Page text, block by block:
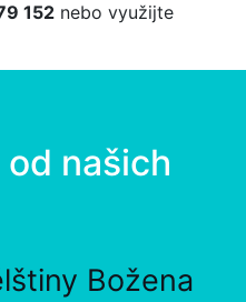
152 nebo využijte
našich
Božena